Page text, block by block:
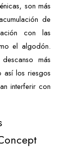
son más
de
con las
el algodón.
más
así los riesgos
interferir con